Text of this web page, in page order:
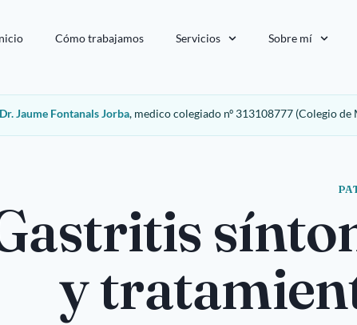
Cómo trabajamos Servicios Sobre mí
Dr. Jaume Fontanals Jorba, medico colegiado nº 313108777 (Colegio
y